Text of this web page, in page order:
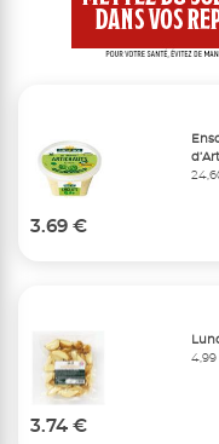
3.69 €
4,99
3.74 €